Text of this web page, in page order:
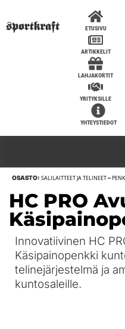
ETUSIVU
ARTIKKELIT
LAHJAKORTIT
YRITYKSILLE
YHTEYSTIEDOT
OSASTO: SALILAITTEET JA TELINEET–
HC PRO
Innovatiivinen HC
Käsipainopenkki
telinejärjestelmä ja
kuntosaleille.